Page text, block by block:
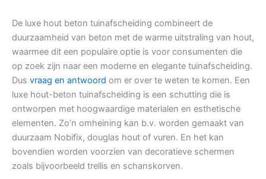
De luxe hout beton tuinafscheiding combineert de
duurzaamheid van beton met de warme uitstraling van hout,
waarmee dit een populaire optie is voor consumenten die
op zoek zijn naar een moderne en elegante tuinafscheiding.
Dus vraag en antwoord om er over te weten te komen. Een
luxe hout-beton tuinafscheiding is een schutting die is
ontworpen met hoogwaardige materialen en esthetische
elementen. Zo’n omheining kan b.v. worden gemaakt van
duurzaam Nobifix, douglas hout of vuren. En het kan
bovendien worden voorzien van decoratieve schermen
zoals bijvoorbeeld trellis en schanskorven.